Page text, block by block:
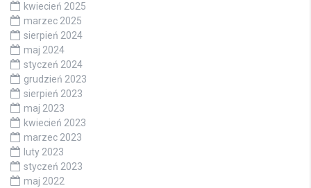
kwiecień 2025
marzec 2025
sierpień 2024
maj 2024
styczeń 2024
grudzień 2023
sierpień 2023
maj 2023
kwiecień 2023
marzec 2023
luty 2023
styczeń 2023
maj 2022